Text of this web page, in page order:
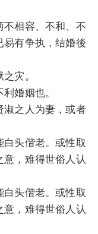
相容、不和、不
有争执，结婚後
灾。
婚姻也。
淑之人为妻，或者
头偕老。或性取
，难得世俗人认
头偕老。或性取
，难得世俗人认